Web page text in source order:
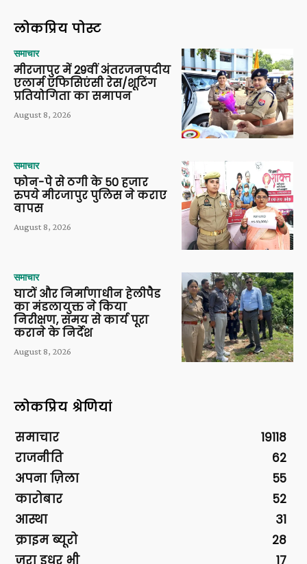
लोकप्रिय पोस्ट
समाचार
मीरजापुर में 29वीं अंतरजनपदीय
एलार्म एफिसिएंसी रेस/शूटिंग
प्रतियोगिता का समापन
August 8, 2026
समाचार
फोन-पे से ठगी के 50 हजार
रुपये मीरजापुर पुलिस ने कराए
वापस
August 8, 2026
समाचार
घाटों और निर्माणाधीन हेलीपैड
का मंडलायुक्त ने किया
निरीक्षण, समय से कार्य पूरा
कराने के निर्देश
August 8, 2026
लोकप्रिय श्रेणियां
समाचार
19118
राजनीति
62
अपना ज़िला
55
कारोबार
52
आस्था
31
क्राइम ब्यूरो
28
ज़रा इधर भी
17